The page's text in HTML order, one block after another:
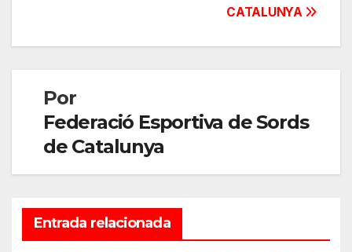
CATALUNYA
Por
Federació Esportiva de Sords
de Catalunya
Entrada relacionada